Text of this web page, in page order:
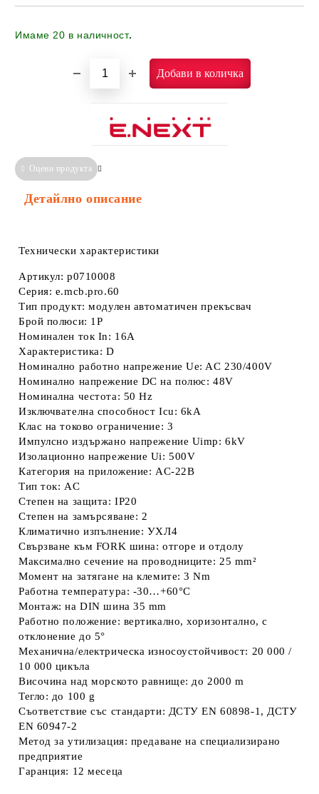
Имаме 20 в наличност.
Оцени продукта
Детайлно описание
Технически характеристики
Артикул: p0710008
Серия: e.mcb.pro.60
Тип продукт: модулен автоматичен прекъсвач
Брой полюси: 1P
Номинален ток In: 16A
Характеристика: D
Номинално работно напрежение Ue: AC 230/400V
Номинално напрежение DC на полюс: 48V
Номинална честота: 50 Hz
Изключвателна способност Icu: 6kA
Клас на токово ограничение: 3
Импулсно издържано напрежение Uimp: 6kV
Изолационно напрежение Ui: 500V
Категория на приложение: AC-22B
Тип ток: AC
Степен на защита: IP20
Степен на замърсяване: 2
Климатично изпълнение: УХЛ4
Свързване към FORK шина: отгоре и отдолу
Максимално сечение на проводниците: 25 mm²
Момент на затягане на клемите: 3 Nm
Работна температура: -30…+60°C
Монтаж: на DIN шина 35 mm
Работно положение: вертикално, хоризонтално, с
отклонение до 5°
Механична/електрическа износоустойчивост: 20 000 /
10 000 цикъла
Височина над морското равнище: до 2000 m
Тегло: до 100 g
Съответствие със стандарти: ДСТУ EN 60898-1, ДСТУ
EN 60947-2
Метод за утилизация: предаване на специализирано
предприятие
Гаранция: 12 месеца